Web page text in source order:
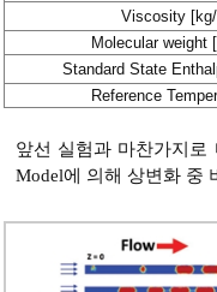
Viscosity [kg/
Molecular weight
Standard State
Reference
앞선 실험과 마찬가지로
Model에 의해 상변화 중